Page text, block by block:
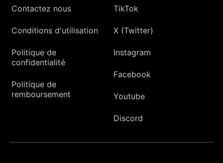
Contactez nous
Conditions d'utilisation
Politique de
confidentialité
Politique de
remboursement
TikTok
X (Twitter)
Instagram
Facebook
Youtube
Discord